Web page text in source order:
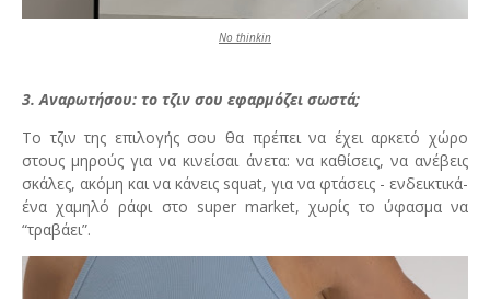
No thinkin
3. Αναρωτήσου: το τζιν σου εφαρμόζει σωστά;
Το τζιν της επιλογής σου θα πρέπει να έχει αρκετό χώρο
στους μηρούς για να κινείσαι άνετα: να καθίσεις, να ανέβεις
σκάλες, ακόμη και να κάνεις squat, για να φτάσεις - ενδεικτικά-
ένα χαμηλό ράφι στο super market, χωρίς το ύφασμα να
“τραβάει”.